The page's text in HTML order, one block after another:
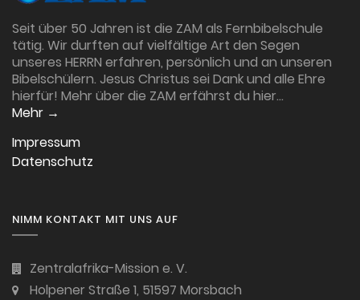
Seit über 50 Jahren ist die ZAM als Fernbibelschule
tätig. Wir durften auf vielfältige Art den Segen
unseres HERRN erfahren, persönlich und an unseren
Bibelschülern. Jesus Christus sei Dank und alle Ehre
hierfür! Mehr über die ZAM erfährst du hier…
Mehr →
Impressum
Datenschutz
NIMM KONTAKT MIT UNS AUF
Zentralafrika-Mission e. V.
Holpener Straße 1, 51597 Morsbach